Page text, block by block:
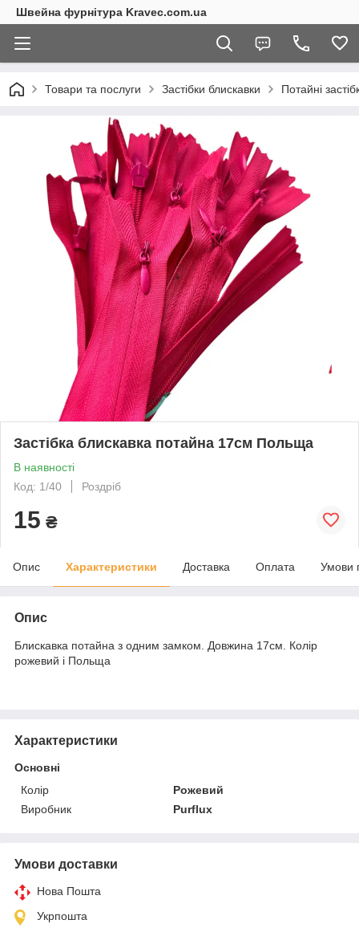
Швейна фурнітура Kravec.com.ua
Товари та послуги Застібки блискавки Потайні
Застібка блискавка потайна 17см Польща
В наявності
Код: 1/40
Роздріб
15 ₴
Опис Характеристики Доставка Оплата Умови
Опис
Блискавка потайна з одним замком. Довжина 17см. Колір
рожевий і Польща
Характеристики
Основні
Колір
Рожевий
Виробник
Purflux
Умови доставки
Нова Пошта
Укрпошта